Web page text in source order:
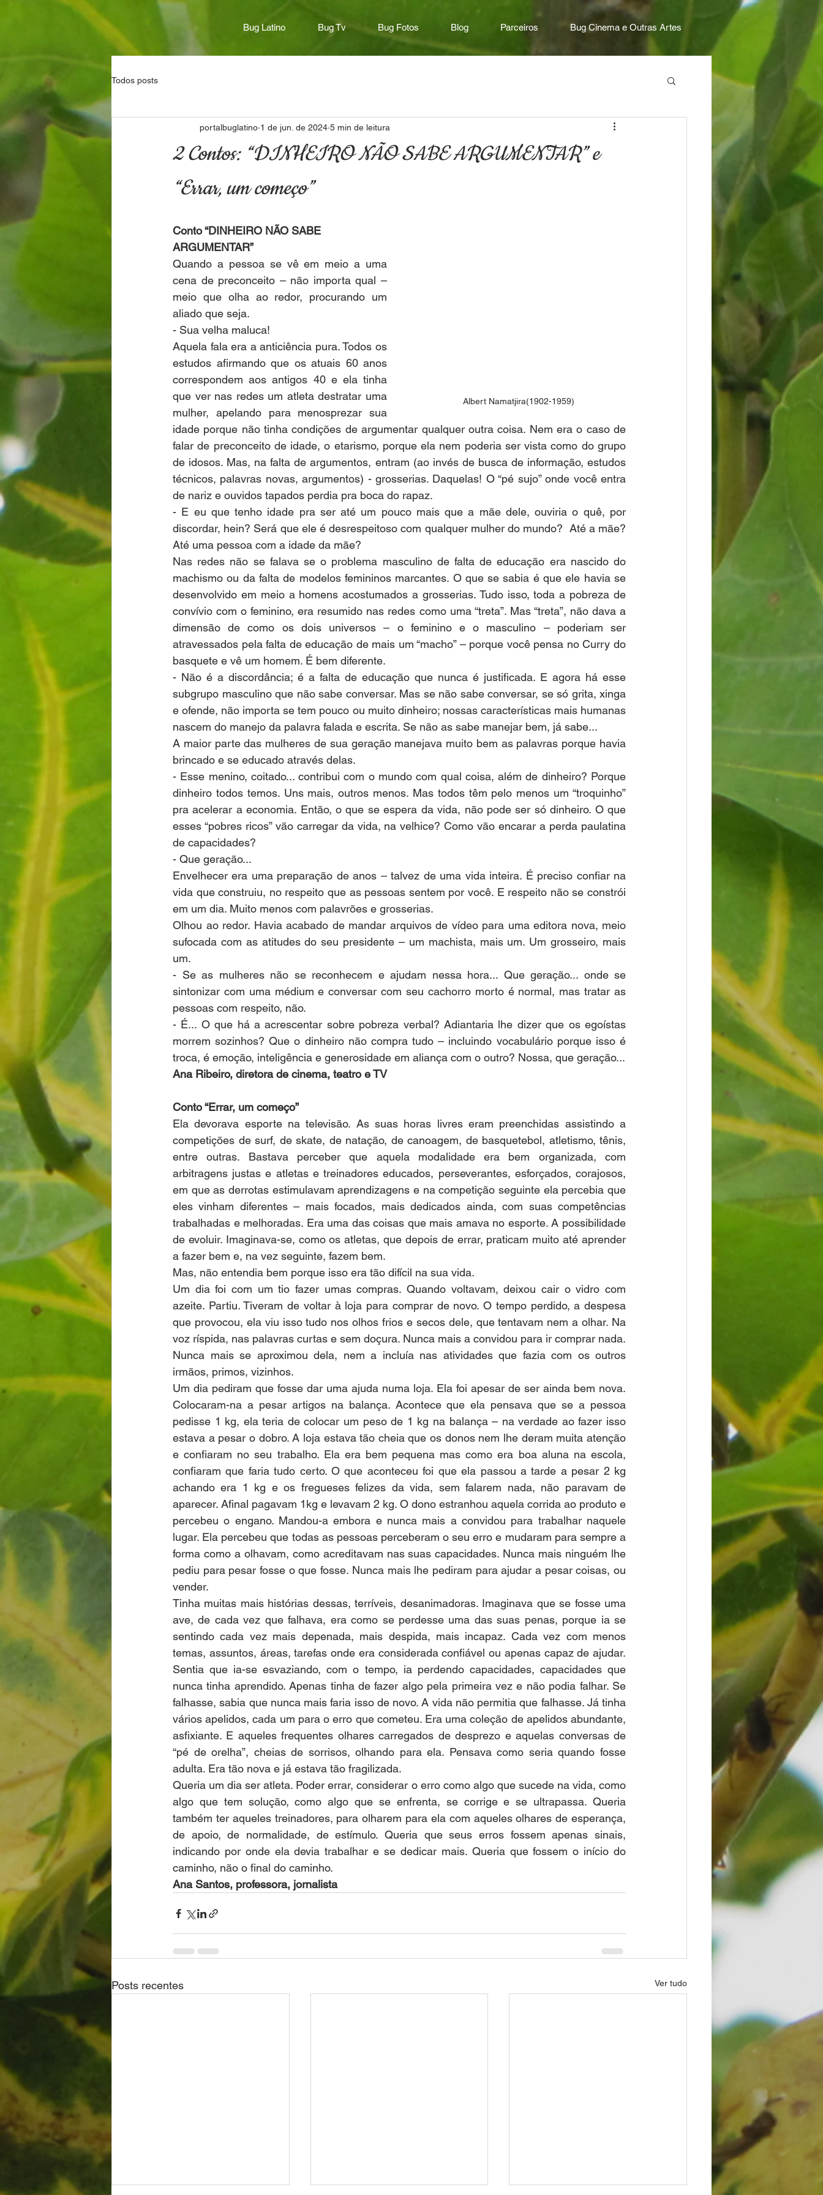
Bug Latino Bug Tv Bug Fotos Blog Parceiros Bug Cinema e Outras Artes
Todos posts
2 Contos: “DINHEIRO NÃO SABE ARGUMENTAR” e
“Errar, um começo”
portalbuglatino 1 de jun. de 2024 5 min de leitura
Albert Namatjira(1902-1959)
Conto “DINHEIRO NÃO SABE
ARGUMENTAR”
Quando a pessoa se vê em meio a uma
cena de preconceito – não importa qual –
meio que olha ao redor, procurando um
aliado que seja.
- Sua velha maluca!
Aquela fala era a anticiência pura. Todos os
estudos afirmando que os atuais 60 anos
correspondem aos antigos 40 e ela tinha
que ver nas redes um atleta destratar uma
mulher, apelando para menosprezar sua
idade porque não tinha condições de argumentar qualquer outra coisa. Nem era o caso de
falar de preconceito de idade, o etarismo, porque ela nem poderia ser vista como do grupo
de idosos. Mas, na falta de argumentos, entram (ao invés de busca de informação, estudos
técnicos, palavras novas, argumentos) - grosserias. Daquelas! O “pé sujo” onde você entra
de nariz e ouvidos tapados perdia pra boca do rapaz.
- E eu que tenho idade pra ser até um pouco mais que a mãe dele, ouviria o quê, por
discordar, hein? Será que ele é desrespeitoso com qualquer mulher do mundo?  Até a mãe?
Até uma pessoa com a idade da mãe?
Nas redes não se falava se o problema masculino de falta de educação era nascido do
machismo ou da falta de modelos femininos marcantes. O que se sabia é que ele havia se
desenvolvido em meio a homens acostumados a grosserias. Tudo isso, toda a pobreza de
convívio com o feminino, era resumido nas redes como uma “treta”. Mas “treta”, não dava a
dimensão de como os dois universos – o feminino e o masculino – poderiam ser
atravessados pela falta de educação de mais um “macho” – porque você pensa no Curry do
basquete e vê um homem. É bem diferente.
- Não é a discordância; é a falta de educação que nunca é justificada. E agora há esse
subgrupo masculino que não sabe conversar. Mas se não sabe conversar, se só grita, xinga
e ofende, não importa se tem pouco ou muito dinheiro; nossas características mais humanas
nascem do manejo da palavra falada e escrita. Se não as sabe manejar bem, já sabe...
A maior parte das mulheres de sua geração manejava muito bem as palavras porque havia
brincado e se educado através delas.
- Esse menino, coitado... contribui com o mundo com qual coisa, além de dinheiro? Porque
dinheiro todos temos. Uns mais, outros menos. Mas todos têm pelo menos um “troquinho”
pra acelerar a economia. Então, o que se espera da vida, não pode ser só dinheiro. O que
esses “pobres ricos” vão carregar da vida, na velhice? Como vão encarar a perda paulatina
de capacidades?
- Que geração...
Envelhecer era uma preparação de anos – talvez de uma vida inteira. É preciso confiar na
vida que construiu, no respeito que as pessoas sentem por você. E respeito não se constrói
em um dia. Muito menos com palavrões e grosserias.
Olhou ao redor. Havia acabado de mandar arquivos de vídeo para uma editora nova, meio
sufocada com as atitudes do seu presidente – um machista, mais um. Um grosseiro, mais
um.
- Se as mulheres não se reconhecem e ajudam nessa hora... Que geração... onde se
sintonizar com uma médium e conversar com seu cachorro morto é normal, mas tratar as
pessoas com respeito, não.
- É... O que há a acrescentar sobre pobreza verbal? Adiantaria lhe dizer que os egoístas
morrem sozinhos? Que o dinheiro não compra tudo – incluindo vocabulário porque isso é
troca, é emoção, inteligência e generosidade em aliança com o outro? Nossa, que geração...
Ana Ribeiro, diretora de cinema, teatro e TV
Conto “Errar, um começo”
Ela devorava esporte na televisão. As suas horas livres eram preenchidas assistindo a
competições de surf, de skate, de natação, de canoagem, de basquetebol, atletismo, tênis,
entre outras. Bastava perceber que aquela modalidade era bem organizada, com
arbitragens justas e atletas e treinadores educados, perseverantes, esforçados, corajosos,
em que as derrotas estimulavam aprendizagens e na competição seguinte ela percebia que
eles vinham diferentes – mais focados, mais dedicados ainda, com suas competências
trabalhadas e melhoradas. Era uma das coisas que mais amava no esporte. A possibilidade
de evoluir. Imaginava-se, como os atletas, que depois de errar, praticam muito até aprender
a fazer bem e, na vez seguinte, fazem bem.
Mas, não entendia bem porque isso era tão difícil na sua vida.
Um dia foi com um tio fazer umas compras. Quando voltavam, deixou cair o vidro com
azeite. Partiu. Tiveram de voltar à loja para comprar de novo. O tempo perdido, a despesa
que provocou, ela viu isso tudo nos olhos frios e secos dele, que tentavam nem a olhar. Na
voz ríspida, nas palavras curtas e sem doçura. Nunca mais a convidou para ir comprar nada.
Nunca mais se aproximou dela, nem a incluía nas atividades que fazia com os outros
irmãos, primos, vizinhos.
Um dia pediram que fosse dar uma ajuda numa loja. Ela foi apesar de ser ainda bem nova.
Colocaram-na a pesar artigos na balança. Acontece que ela pensava que se a pessoa
pedisse 1 kg, ela teria de colocar um peso de 1 kg na balança – na verdade ao fazer isso
estava a pesar o dobro. A loja estava tão cheia que os donos nem lhe deram muita atenção
e confiaram no seu trabalho. Ela era bem pequena mas como era boa aluna na escola,
confiaram que faria tudo certo. O que aconteceu foi que ela passou a tarde a pesar 2 kg
achando era 1 kg e os fregueses felizes da vida, sem falarem nada, não paravam de
aparecer. Afinal pagavam 1kg e levavam 2 kg. O dono estranhou aquela corrida ao produto e
percebeu o engano. Mandou-a embora e nunca mais a convidou para trabalhar naquele
lugar. Ela percebeu que todas as pessoas perceberam o seu erro e mudaram para sempre a
forma como a olhavam, como acreditavam nas suas capacidades. Nunca mais ninguém lhe
pediu para pesar fosse o que fosse. Nunca mais lhe pediram para ajudar a pesar coisas, ou
vender.
Tinha muitas mais histórias dessas, terríveis, desanimadoras. Imaginava que se fosse uma
ave, de cada vez que falhava, era como se perdesse uma das suas penas, porque ia se
sentindo cada vez mais depenada, mais despida, mais incapaz. Cada vez com menos
temas, assuntos, áreas, tarefas onde era considerada confiável ou apenas capaz de ajudar.
Sentia que ia-se esvaziando, com o tempo, ia perdendo capacidades, capacidades que
nunca tinha aprendido. Apenas tinha de fazer algo pela primeira vez e não podia falhar. Se
falhasse, sabia que nunca mais faria isso de novo. A vida não permitia que falhasse. Já tinha
vários apelidos, cada um para o erro que cometeu. Era uma coleção de apelidos abundante,
asfixiante. E aqueles frequentes olhares carregados de desprezo e aquelas conversas de
“pé de orelha”, cheias de sorrisos, olhando para ela. Pensava como seria quando fosse
adulta. Era tão nova e já estava tão fragilizada.
Queria um dia ser atleta. Poder errar, considerar o erro como algo que sucede na vida, como
algo que tem solução, como algo que se enfrenta, se corrige e se ultrapassa. Queria
também ter aqueles treinadores, para olharem para ela com aqueles olhares de esperança,
de apoio, de normalidade, de estímulo. Queria que seus erros fossem apenas sinais,
indicando por onde ela devia trabalhar e se dedicar mais. Queria que fossem o início do
caminho, não o final do caminho.
Ana Santos, professora, jornalista
Posts recentes Ver tudo